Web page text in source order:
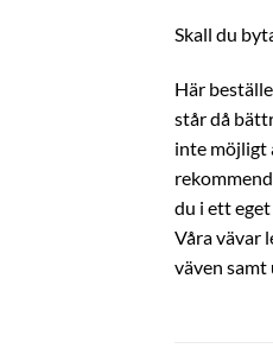
Skall du
Här
står då
inte möjligt
du i ett
Våra vävar
väven samt